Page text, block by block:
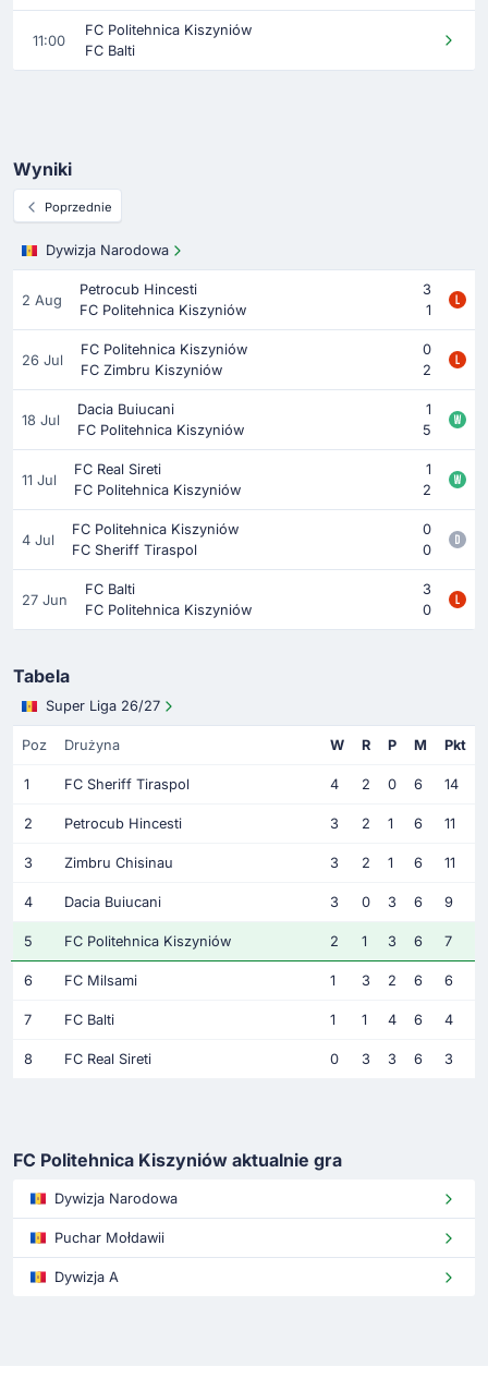
11:00
FC Politehnica Kiszyniów
FC Balti
Wyniki
Poprzednie
Dywizja Narodowa
2 Aug
Petrocub Hincesti
3
FC Politehnica Kiszyniów
1
26 Jul
FC Politehnica Kiszyniów
0
FC Zimbru Kiszyniów
2
18 Jul
Dacia Buiucani
1
FC Politehnica Kiszyniów
5
11 Jul
FC Real Sireti
1
FC Politehnica Kiszyniów
2
4 Jul
FC Politehnica Kiszyniów
0
FC Sheriff Tiraspol
0
27 Jun
FC Balti
3
FC Politehnica Kiszyniów
0
Tabela
Super Liga 26/27
Poz Drużyna W R P M Pkt
1 FC Sheriff Tiraspol 4 2 0 6 14
2 Petrocub Hincesti 3 2 1 6 11
3 Zimbru Chisinau 3 2 1 6 11
4 Dacia Buiucani 3 0 3 6 9
5 FC Politehnica Kiszyniów 2 1 3 6 7
6 FC Milsami 1 3 2 6 6
7 FC Balti 1 1 4 6 4
8 FC Real Sireti 0 3 3 6 3
FC Politehnica Kiszyniów aktualnie gra
Dywizja Narodowa
Puchar Mołdawii
Dywizja A